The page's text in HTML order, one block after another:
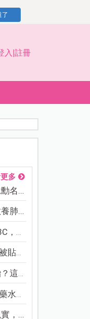
了
入|註冊
多
名...
肺...
...
「...
8...
納...
，...